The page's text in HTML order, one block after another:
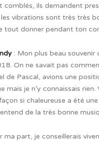
comblés, ils demandent
vibrations sont très très
tout donner pendant ton
: Mon plus beau souvenir
On ne savait pas
de Pascal, avions une
mais je n’y connaissais
si chaleureuse a été
de la très bonne
ma part, je conseillerais